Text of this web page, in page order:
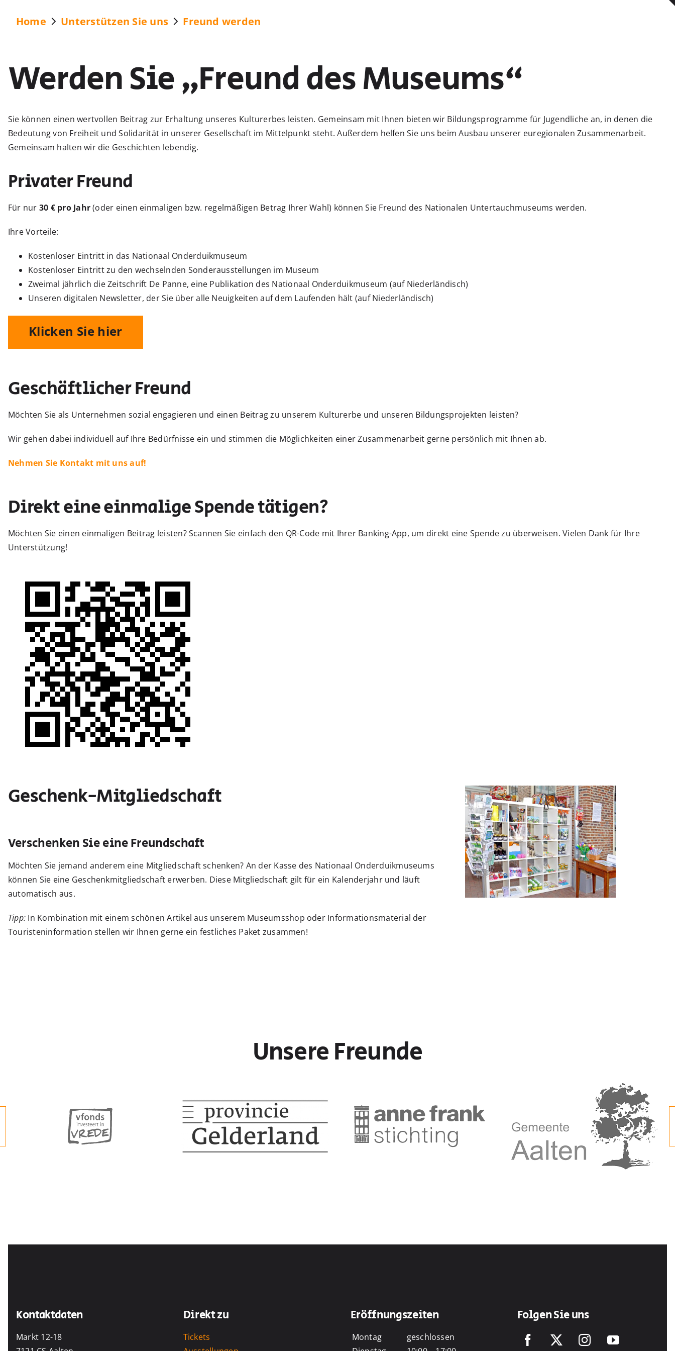
Home Unterstützen Sie uns Freund werden
Werden Sie „Freund des Museums“
Sie können einen wertvollen Beitrag zur Erhaltung unseres Kulturerbes leisten. Gemeinsam mit Ihnen bieten wir Bildungsprogramme für Jugendliche an, in denen die
Bedeutung von Freiheit und Solidarität in unserer Gesellschaft im Mittelpunkt steht. Außerdem helfen Sie uns beim Ausbau unserer euregionalen Zusammenarbeit.
Gemeinsam halten wir die Geschichten lebendig.
Privater Freund
Für nur 30 € pro Jahr(oder einen einmaligen bzw. regelmäßigen Betrag Ihrer Wahl) können Sie Freund des Nationalen Untertauchmuseums werden.
Ihre Vorteile:
Kostenloser Eintritt in das Nationaal Onderduikmuseum
Kostenloser Eintritt zu den wechselnden Sonderausstellungen im Museum
Zweimal jährlich die Zeitschrift De Panne, eine Publikation des Nationaal Onderduikmuseum (auf Niederländisch)
Unseren digitalen Newsletter, der Sie über alle Neuigkeiten auf dem Laufenden hält (auf Niederländisch)
Klicken Sie hier
Geschäftlicher Freund
Möchten Sie als Unternehmen sozial engagieren und einen Beitrag zu unserem Kulturerbe und unseren Bildungsprojekten leisten?
Wir gehen dabei individuell auf Ihre Bedürfnisse ein und stimmen die Möglichkeiten einer Zusammenarbeit gerne persönlich mit Ihnen ab.
Nehmen Sie Kontakt mit uns auf!
Direkt eine einmalige Spende tätigen?
Möchten Sie einen einmaligen Beitrag leisten? Scannen Sie einfach den QR-Code mit Ihrer Banking-App, um direkt eine Spende zu überweisen. Vielen Dank für Ihre
Unterstützung!
Geschenk-Mitgliedschaft
Verschenken Sie eine Freundschaft
Möchten Sie jemand anderem eine Mitgliedschaft schenken? An der Kasse des Nationaal Onderduikmuseums
können Sie eine Geschenkmitgliedschaft erwerben. Diese Mitgliedschaft gilt für ein Kalenderjahr und läuft
automatisch aus.
Tipp: In Kombination mit einem schönen Artikel aus unserem Museumsshop oder Informationsmaterial der
Touristeninformation stellen wir Ihnen gerne ein festliches Paket zusammen!
Unsere Freunde
Kontaktdaten
Markt 12-18
Direkt zu
Tickets
Eröffnungszeiten
Montag
geschlossen
Folgen Sie uns